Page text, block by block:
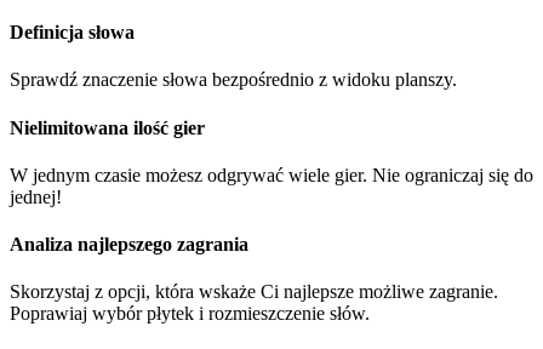
Definicja słowa
Sprawdź znaczenie słowa bezpośrednio z widoku planszy.
Nielimitowana ilość gier
W jednym czasie możesz odgrywać wiele gier. Nie ograniczaj się do
jednej!
Analiza najlepszego zagrania
Skorzystaj z opcji, która wskaże Ci najlepsze możliwe zagranie.
Poprawiaj wybór płytek i rozmieszczenie słów.